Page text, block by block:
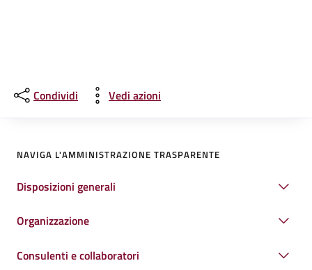
Condividi Vedi azioni
NAVIGA L'AMMINISTRAZIONE TRASPARENTE
Disposizioni generali
Organizzazione
Consulenti e collaboratori